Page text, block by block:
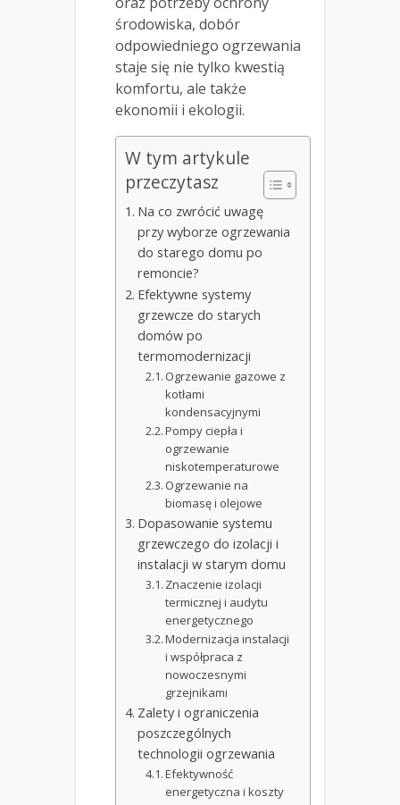
środowiska, dobór
odpowiedniego ogrzewania
staje się nie tylko kwestią
komfortu, ale także
ekonomii i ekologii.
W tym artykule
przeczytasz
Na co zwrócić uwagę
przy wyborze ogrzewania
do starego domu po
remoncie?
Efektywne systemy
grzewcze do starych
domów po
termomodernizacji
Ogrzewanie gazowe z
kotłami
kondensacyjnymi
Pompy ciepła i
ogrzewanie
niskotemperaturowe
Ogrzewanie na
biomasę i olejowe
Dopasowanie systemu
grzewczego do izolacji i
instalacji w starym domu
Znaczenie izolacji
termicznej i audytu
energetycznego
Modernizacja instalacji
i współpraca z
nowoczesnymi
grzejnikami
Zalety i ograniczenia
poszczególnych
technologii ogrzewania
Efektywność
energetyczna i koszty